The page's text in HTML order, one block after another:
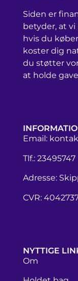
Siden er
betyder, at
hvis du
koster dig
du støtter
at holde
Email:
Tlf.: 23495747
Adresse:
CVR:
NYTTIGE
Om